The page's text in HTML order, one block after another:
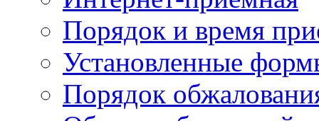
Порядок и время
Установленные
Порядок